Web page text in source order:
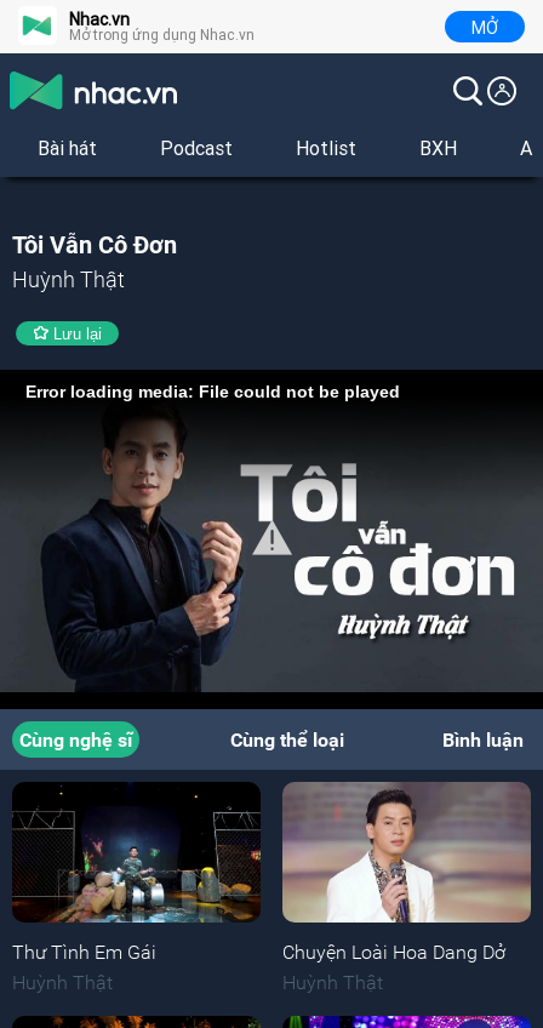
Nhac.vn
Mở trong ứng dụng Nhac.vn MỞ
Bài hát Podcast Hotlist BXH
Tôi Vẫn Cô Đơn
Huỳnh Thật
Lưu lại
Error loading media: File could not be played
Cùng nghệ sĩ Cùng thể loại Bình luận
Thư Tình Em Gái
Huỳnh Thật
Chuyện Loài Hoa Dang Dở
Huỳnh Thật